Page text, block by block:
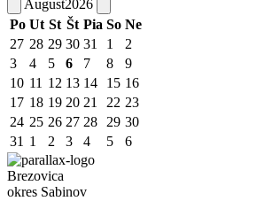
August2026
Po Ut St Št Pia So Ne
27 28 29 30 31 1
2
3
4 5 6 7 8
9
10 11 12 13 14 15 16
17 18 19 20 21 22 23
24 25 26 27 28 29 30
31 1 2 3 4 5 6
Brezovica
okres Sabinov